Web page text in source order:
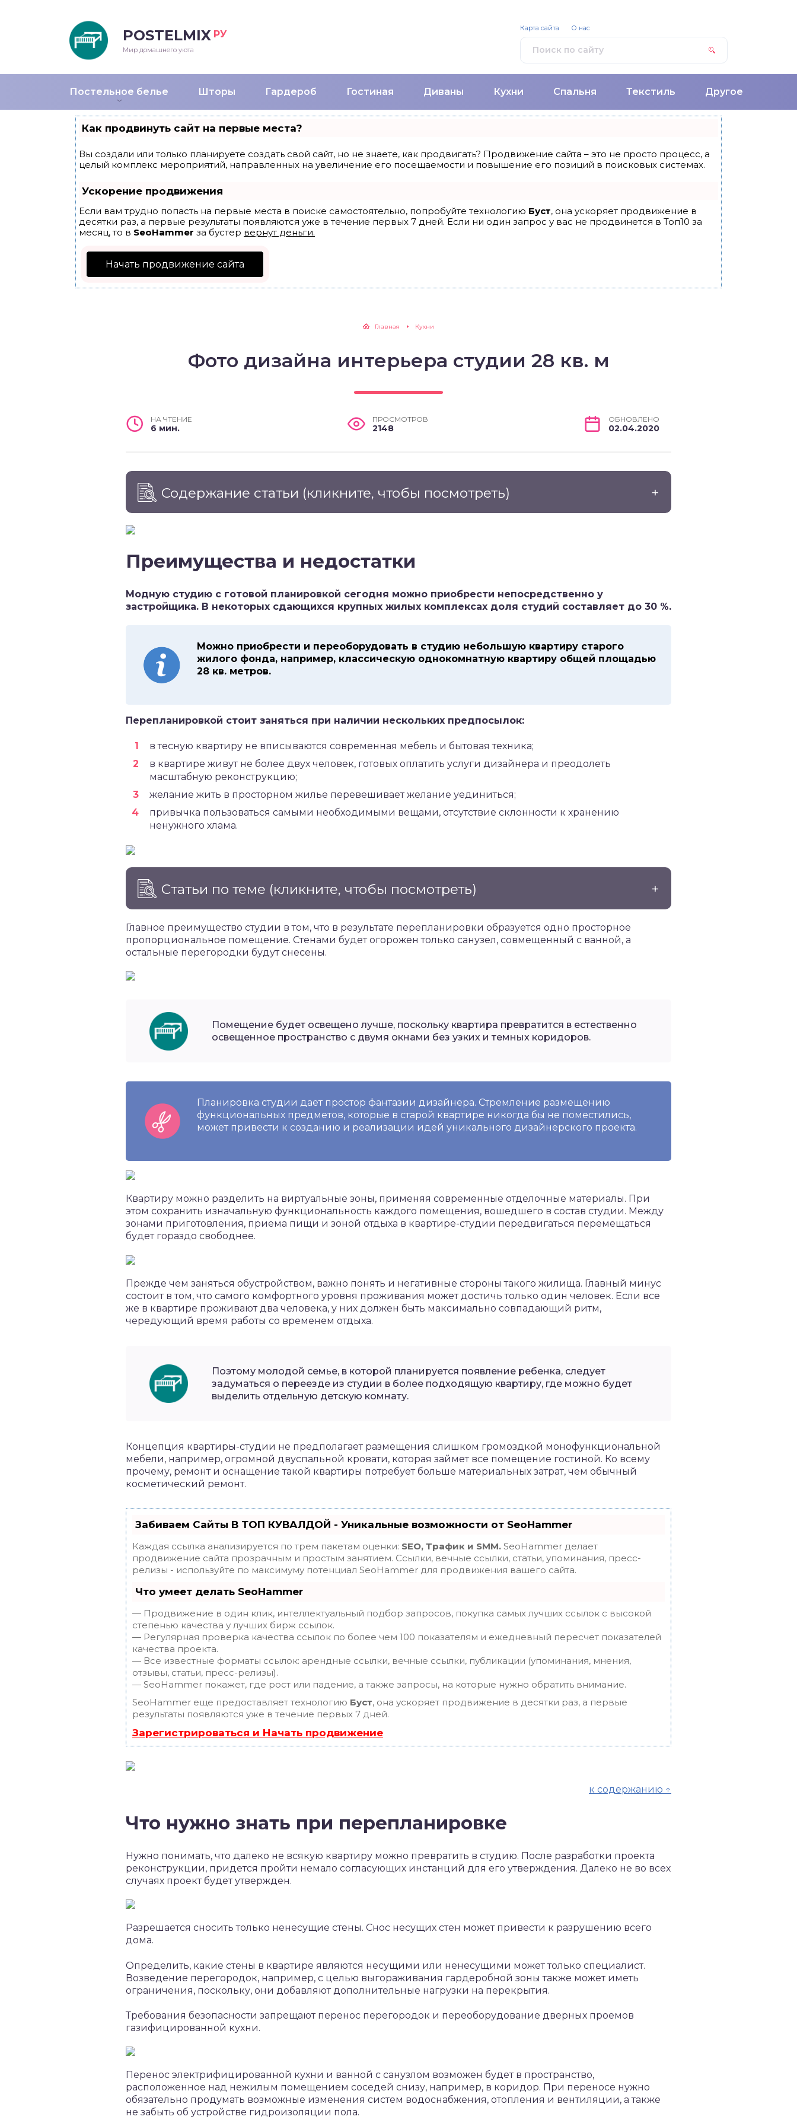
POSTELMIX РУ
Мир домашнего уюта
Постельное белье Шторы Гардероб Гостиная Диваны Кухни Спальня Текстиль Другое
Карта сайта О нас
Как продвинуть сайт на первые места?
Вы создали или только планируете создать свой сайт, но не знаете, как продвигать? Продвижение сайта – это не просто процесс, а
целый комплекс мероприятий, направленных на увеличение его посещаемости и повышение его позиций в поисковых системах.
Ускорение продвижения
Если вам трудно попасть на первые места в поиске самостоятельно, попробуйте технологию Буст, она ускоряет продвижение в
десятки раз, а первые результаты появляются уже в течение первых 7 дней. Если ни один запрос у вас не продвинется в Топ10 за
месяц, то в SeoHammer за бустер вернут деньги.
Начать продвижение сайта
Главная Кухни
Фото дизайна интерьера студии 28 кв. м
НА ЧТЕНИЕ
6 мин.
ПРОСМОТРОВ
2148
ОБНОВЛЕНО
02.04.2020
Содержание статьи (кликните, чтобы посмотреть)
Преимущества и недостатки
Модную студию с готовой планировкой сегодня можно приобрести непосредственно у
застройщика. В некоторых сдающихся крупных жилых комплексах доля студий составляет до 30 %.
Можно приобрести и переоборудовать в студию небольшую квартиру старого
жилого фонда, например, классическую однокомнатную квартиру общей площадью
28 кв. метров.
Перепланировкой стоит заняться при наличии нескольких предпосылок:
в тесную квартиру не вписываются современная мебель и бытовая техника;
в квартире живут не более двух человек, готовых оплатить услуги дизайнера и преодолеть
масштабную реконструкцию;
желание жить в просторном жилье перевешивает желание уединиться;
привычка пользоваться самыми необходимыми вещами, отсутствие склонности к хранению
ненужного хлама.
Статьи по теме (кликните, чтобы посмотреть)
Главное преимущество студии в том, что в результате перепланировки образуется одно просторное
пропорциональное помещение. Стенами будет огорожен только санузел, совмещенный с ванной, а
остальные перегородки будут снесены.
Помещение будет освещено лучше, поскольку квартира превратится в естественно
освещенное пространство с двумя окнами без узких и темных коридоров.
Планировка студии дает простор фантазии дизайнера. Стремление размещению
функциональных предметов, которые в старой квартире никогда бы не поместились,
может привести к созданию и реализации идей уникального дизайнерского проекта.
Квартиру можно разделить на виртуальные зоны, применяя современные отделочные материалы. При
этом сохранить изначальную функциональность каждого помещения, вошедшего в состав студии. Между
зонами приготовления, приема пищи и зоной отдыха в квартире-студии передвигаться перемещаться
будет гораздо свободнее.
Прежде чем заняться обустройством, важно понять и негативные стороны такого жилища. Главный минус
состоит в том, что самого комфортного уровня проживания может достичь только один человек. Если все
же в квартире проживают два человека, у них должен быть максимально совпадающий ритм,
чередующий время работы со временем отдыха.
Поэтому молодой семье, в которой планируется появление ребенка, следует
задуматься о переезде из студии в более подходящую квартиру, где можно будет
выделить отдельную детскую комнату.
Концепция квартиры-студии не предполагает размещения слишком громоздкой монофункциональной
мебели, например, огромной двуспальной кровати, которая займет все помещение гостиной. Ко всему
прочему, ремонт и оснащение такой квартиры потребует больше материальных затрат, чем обычный
косметический ремонт.
Забиваем Сайты В ТОП КУВАЛДОЙ - Уникальные возможности от SeoHammer
Каждая ссылка анализируется по трем пакетам оценки: SEO, Трафик и SMM. SeoHammer делает
продвижение сайта прозрачным и простым занятием. Ссылки, вечные ссылки, статьи, упоминания, пресс-
релизы - используйте по максимуму потенциал SeoHammer для продвижения вашего сайта.
Что умеет делать SeoHammer
— Продвижение в один клик, интеллектуальный подбор запросов, покупка самых лучших ссылок с высокой
степенью качества у лучших бирж ссылок.
— Регулярная проверка качества ссылок по более чем 100 показателям и ежедневный пересчет показателей
качества проекта.
— Все известные форматы ссылок: арендные ссылки, вечные ссылки, публикации (упоминания, мнения,
отзывы, статьи, пресс-релизы).
— SeoHammer покажет, где рост или падение, а также запросы, на которые нужно обратить внимание.
SeoHammer еще предоставляет технологию Буст, она ускоряет продвижение в десятки раз, а первые
результаты появляются уже в течение первых 7 дней.
Зарегистрироваться и Начать продвижение
к содержанию ↑
Что нужно знать при перепланировке
Нужно понимать, что далеко не всякую квартиру можно превратить в студию. После разработки проекта
реконструкции, придется пройти немало согласующих инстанций для его утверждения. Далеко не во всех
случаях проект будет утвержден.
Разрешается сносить только ненесущие стены. Снос несущих стен может привести к разрушению всего
дома.
Определить, какие стены в квартире являются несущими или ненесущими может только специалист.
Возведение перегородок, например, с целью выгораживания гардеробной зоны также может иметь
ограничения, поскольку, они добавляют дополнительные нагрузки на перекрытия.
Требования безопасности запрещают перенос перегородок и переоборудование дверных проемов
газифицированной кухни.
Перенос электрифицированной кухни и ванной с санузлом возможен будет в пространство,
расположенное над нежилым помещением соседей снизу, например, в коридор. При переносе нужно
обязательно продумать возможные изменения систем водоснабжения, отопления и вентиляции, а также
не забыть об устройстве гидроизоляции пола.